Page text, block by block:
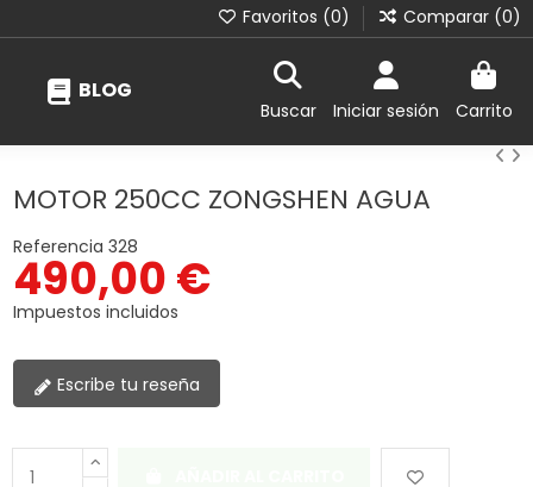
Favoritos (0) Comparar (0)
BLOG
Buscar Iniciar sesión Carrito
MOTOR 250CC ZONGSHEN AGUA
Referencia 328
490,00 €
Impuestos incluidos
Escribe tu reseña